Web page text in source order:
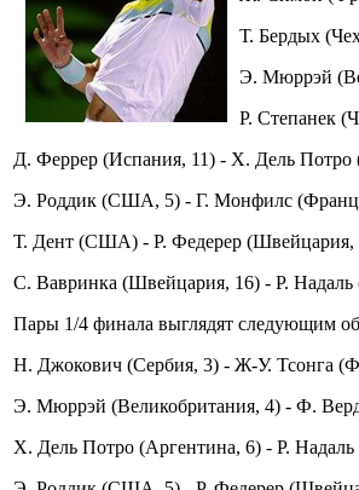
Т. Бердых
Э. Мюррэй
Р. Степанек
Д. Феррер (Испания, 11) - Х. Дель Потро
Э. Роддик (США, 5) - Г. Монфилс
Т. Дент (США) - Р. Федерер (Швейцария,
С. Вавринка (Швейцария, 16) - Р. Надаль
Пары 1/4 финала выглядят следующим
Н. Джокович (Сербия, 3) - Ж-У. Тсонга
Э. Мюррэй (Великобритания, 4) - Ф.
Х. Дель Потро (Аргентина, 6) - Р.